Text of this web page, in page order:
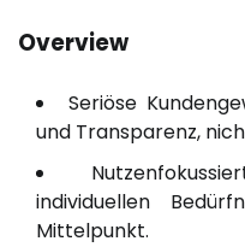
Overview
Seriöse
und Transparenz,
individuellen
Mittelpunkt.